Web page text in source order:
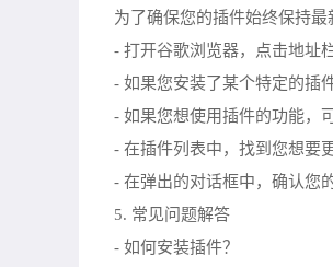
为了确保您的插件始终保持最
- 打开谷歌浏览器，点击地址
- 如果您安装了某个特定的插
- 如果您想使用插件的功能，
- 在插件列表中，找到您想要
- 在弹出的对话框中，确认您
5. 常见问题解答
- 如何安装插件？